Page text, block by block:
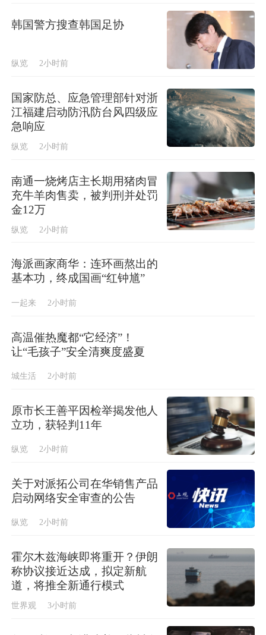
韩国警方搜查韩国足协
纵览 2小时前
国家防总、应急管理部针对浙
江福建启动防汛防台风四级应
急响应
纵览 2小时前
南通一烧烤店主长期用猪肉冒
充牛羊肉售卖，被判刑并处罚
金12万
纵览 2小时前
海派画家商华：连环画熬出的
基本功，终成国画“红钟馗”
一起来 2小时前
高温催热魔都“它经济”！
让“毛孩子”安全清爽度盛夏
城生活 2小时前
原市长王善平因检举揭发他人
立功，获轻判11年
纵览 2小时前
关于对派拓公司在华销售产品
启动网络安全审查的公告
纵览 2小时前
霍尔木兹海峡即将重开？伊朗
称协议接近达成，拟定新航
道，将推全新通行模式
世界观 3小时前